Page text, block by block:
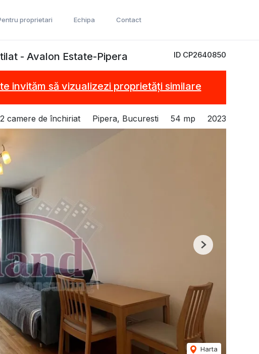
proprietari Echipa Contact
ID CP2640850
- Avalon Estate-Pipera
te invităm să vizualizezi proprietăți similare
camere de închiriat Pipera, Bucuresti 54 mp 2023
Harta
Next